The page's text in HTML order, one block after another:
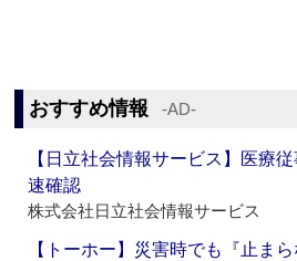
おすすめ情報 ‐AD‐
【日立社会情報サービス】医療
速確認
株式会社日立社会情報サービス
【トーホー】災害時でも『止ま